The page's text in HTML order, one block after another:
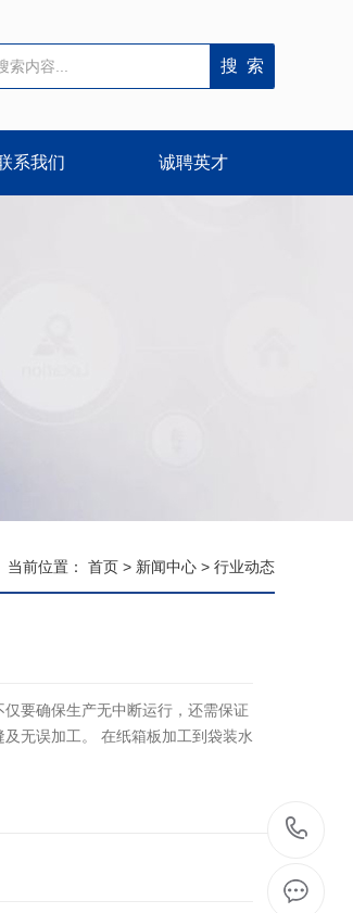
系我们 诚聘英才
当前位置： 首页 > 新闻中心 > 行业动态
要确保生产无中断运行，还需保证
无误加工。 在纸箱板加工到袋装水